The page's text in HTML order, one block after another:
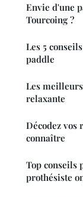
Envie d'une
Tourcoing ?
Les 5
paddle
Les
relaxante
Décodez vos
connaître
Top conseils
prothésiste